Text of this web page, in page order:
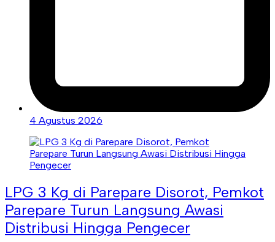
4 Agustus 2026
LPG 3 Kg di Parepare Disorot, Pemkot
Parepare Turun Langsung Awasi
Distribusi Hingga Pengecer